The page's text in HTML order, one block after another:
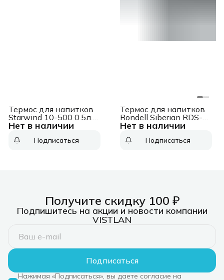
Нет в наличии
Термос для напитков
Starwind 10-500 0.5л.
серебристый/красный
Подписаться
Нет в наличии
Термос для напитков
Rondell Siberian RDS-
431 1л. черный
Подписаться
Получите скидку 100 ₽
Подпишитесь на акции и новости компании
VISTLAN
Подписаться
Нажимая «Подписаться», вы даете согласие на